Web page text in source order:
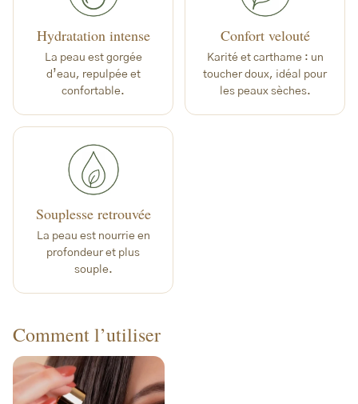
Hydratation intense
La peau est gorgée
d’eau, repulpée et
confortable.
Confort velouté
Karité et carthame : un
toucher doux, idéal pour
les peaux sèches.
Souplesse retrouvée
La peau est nourrie en
profondeur et plus
souple.
Comment l’utiliser